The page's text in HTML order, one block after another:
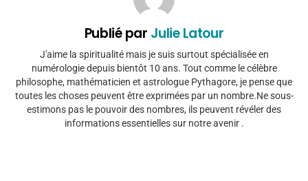
Publié par Julie Latour
J'aime la spiritualité mais je suis surtout spécialisée en
numérologie depuis bientôt 10 ans. Tout comme le célèbre
philosophe, mathématicien et astrologue Pythagore, je pense que
toutes les choses peuvent être exprimées par un nombre.Ne sous-
estimons pas le pouvoir des nombres, ils peuvent révéler des
informations essentielles sur notre avenir .